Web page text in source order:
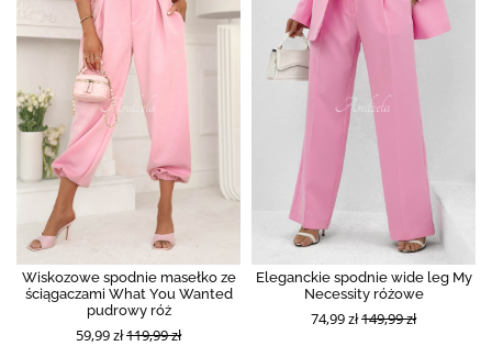
Wiskozowe spodnie masełko ze
ściągaczami What You Wanted
pudrowy róż
59,99 zł119,99 zł
Eleganckie spodnie wide leg My
Necessity różowe
74,99 zł149,99 zł